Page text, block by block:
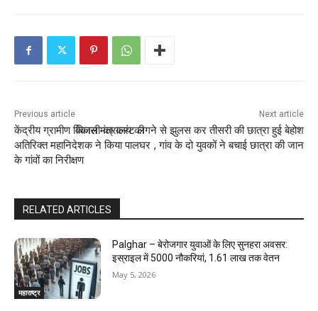
Previous article
केंद्रीय ग्रामीण विकास मंत्रालय की
अतिरिक्त महानिदेशक ने किया पालघर
के गांवों का निरीक्षण
Next article
बिजली का करंट लगने से झुलस कर तीसरी की छात्रा हुई बेहोश
, गांव के दो युवकों ने बचाई छात्रा की जान
RELATED ARTICLES
महाराष्ट्र
Palghar – बेरोजगार युवाओं के लिए सुनहरा अवसर:
इस्राइल में 5000 नौकरियां, ₹1.61 लाख तक वेतन
May 5, 2026